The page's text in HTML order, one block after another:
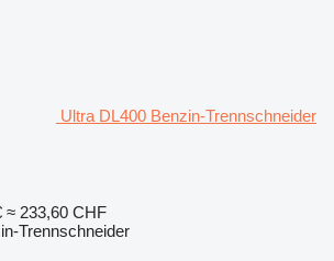
Ultra DL400 Benzin-Trennschneider
≈ 233,60 CHF
Trennschneider